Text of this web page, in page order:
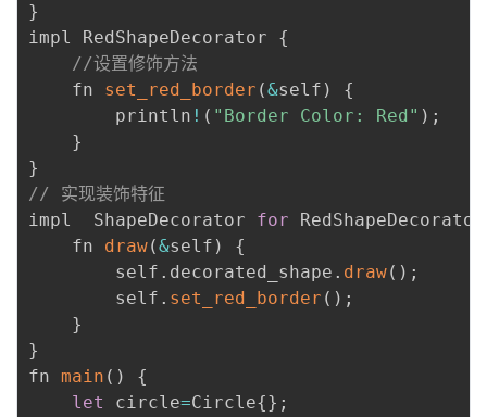
}
impl RedShapeDecorator {
//设置修饰方法
    fn
set_red_border (&self )
{
        println
! ( "Border Color: Red" ) ;
}
}
// 实现装饰特征
impl  ShapeDecorator for RedShapeDecorator
    fn
draw(&self )
{
        self
. decorated_shape . draw( ) ;
        self
. set_red_border ( ) ;
}
}
fn main ( )
{
let
circle=Circle{} ;